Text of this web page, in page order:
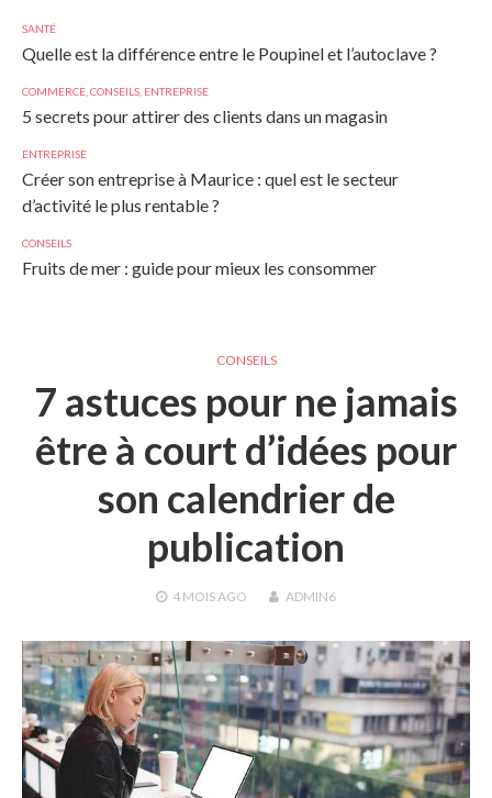
SANTÉ
Quelle est la différence entre le Poupinel et l’autoclave ?
COMMERCE CONSEILS ENTREPRISE
5 secrets pour attirer des clients dans un magasin
ENTREPRISE
Créer son entreprise à Maurice : quel est le secteur
d’activité le plus rentable ?
CONSEILS
Fruits de mer : guide pour mieux les consommer
CONSEILS
7 astuces pour ne jamais
être à court d’idées pour
son calendrier de
publication
4 MOISAGO ADMIN6